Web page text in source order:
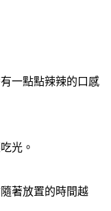
一點點辣辣的口感
光。
著放置的時間越